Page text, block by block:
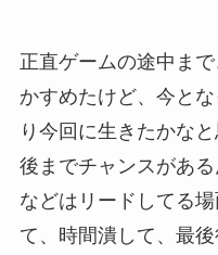
正直ゲームの途中ま
かすめたけど、今と
り今回に生きたかな
後までチャンスがあ
などはリードしてる
て、時間潰して、最